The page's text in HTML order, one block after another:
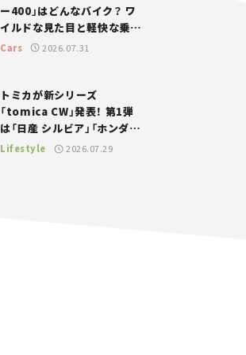
ー400」はどんなバイク？ ワ
イルドな見た目と軽快な乗り
味を両立した400ccフラット
Cars 2026.07.31
トミカが新シリーズ
「tomica CW」発表！ 第1弾
は「日産 シルビア」「ホンダ
NSX」が登場。世界が注目す
Lifestyle 2026.07.29